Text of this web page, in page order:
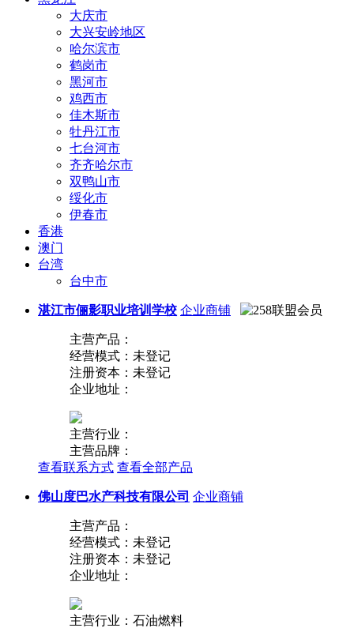
大庆市
大兴安岭地区
哈尔滨市
鹤岗市
黑河市
鸡西市
佳木斯市
牡丹江市
七台河市
齐齐哈尔市
双鸭山市
绥化市
伊春市
香港
澳门
台湾
台中市
湛江市俪影职业培训学校 企业商铺
主营产品：
经营模式：未登记
注册资本：未登记
企业地址：
主营行业：
主营品牌：
查看联系方式 查看全部产品
佛山度巴水产科技有限公司 企业商铺
主营产品：
经营模式：未登记
注册资本：未登记
企业地址：
主营行业：石油燃料